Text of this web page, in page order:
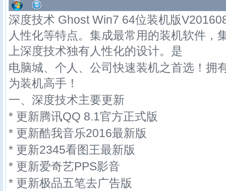
深度技术 Ghost Win7 64位装机版
人性化等特点。集成最常用的装机软件，
上深度技术独有人性化的设计。是
电脑城、个人、公司快速装机之首选！拥
为装机高手！
一、深度技术主要更新
* 更新腾讯QQ 8.1官方正式版
* 更新酷我音乐2016最新版
* 更新2345看图王最新版
* 更新爱奇艺PPS影音
* 更新极品五笔去广告版